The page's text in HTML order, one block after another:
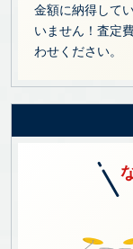
金額に納得して
いません！査定
わせください。